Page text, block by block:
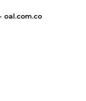
oal.com.co